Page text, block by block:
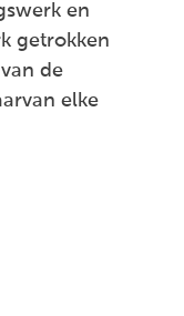
en
getrokken
de
elke